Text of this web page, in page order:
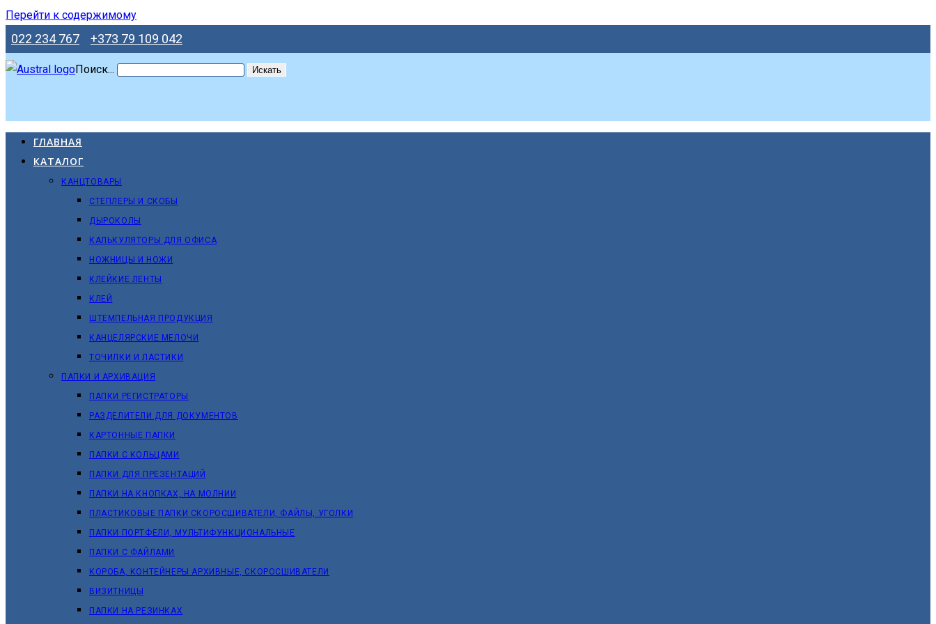
Перейти к содержимому
022 234 767 +373 79 109 042
Поиск... Искать
ГЛАВНАЯ
КАТАЛОГ
КАНЦТОВАРЫ
СТЕПЛЕРЫ И СКОБЫ
ДЫРОКОЛЫ
КАЛЬКУЛЯТОРЫ ДЛЯ ОФИСА
НОЖНИЦЫ И НОЖИ
КЛЕЙКИЕ ЛЕНТЫ
КЛЕЙ
ШТЕМПЕЛЬНАЯ ПРОДУКЦИЯ
КАНЦЕЛЯРСКИЕ МЕЛОЧИ
ТОЧИЛКИ И ЛАСТИКИ
ПАПКИ И АРХИВАЦИЯ
ПАПКИ РЕГИСТРАТОРЫ
РАЗДЕЛИТЕЛИ ДЛЯ ДОКУМЕНТОВ
КАРТОННЫЕ ПАПКИ
ПАПКИ С КОЛЬЦАМИ
ПАПКИ ДЛЯ ПРЕЗЕНТАЦИЙ
ПАПКИ НА КНОПКАХ, НА МОЛНИИ
ПЛАСТИКОВЫЕ ПАПКИ СКОРОСШИВАТЕЛИ, ФАЙЛЫ, УГОЛКИ
ПАПКИ ПОРТФЕЛИ, МУЛЬТИФУНКЦИОНАЛЬНЫЕ
ПАПКИ С ФАЙЛАМИ
КОРОБА, КОНТЕЙНЕРЫ АРХИВНЫЕ, СКОРОСШИВАТЕЛИ
ВИЗИТНИЦЫ
ПАПКИ НА РЕЗИНКАХ